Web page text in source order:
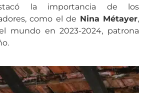
la importancia de los
como el de Nina Métayer,
mundo en 2023-2024, patrona